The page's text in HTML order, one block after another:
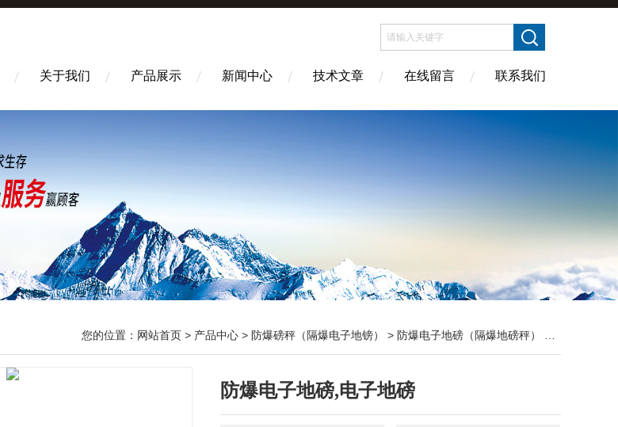
关于我们 产品展示 新闻中心 技术文章 在线留言 联系我们
您的位置： 网站首页 > 产品中心 > 防爆磅秤（隔爆电子地镑） > 防爆电子地磅（隔爆地磅秤）
防爆电子地磅,电子地磅